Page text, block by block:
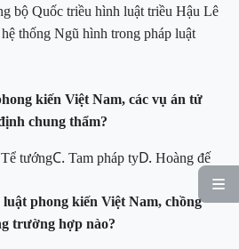

bộ Quốc triều hình luật triều Hậu Lê
thống Ngũ hình trong pháp luật
kiến Việt Nam, các vụ án tử
chung thẩm?
Tể tướngC. Tam pháp tyD. Hoàng đế
phong kiến Việt Nam, chồng
trường hợp nào?